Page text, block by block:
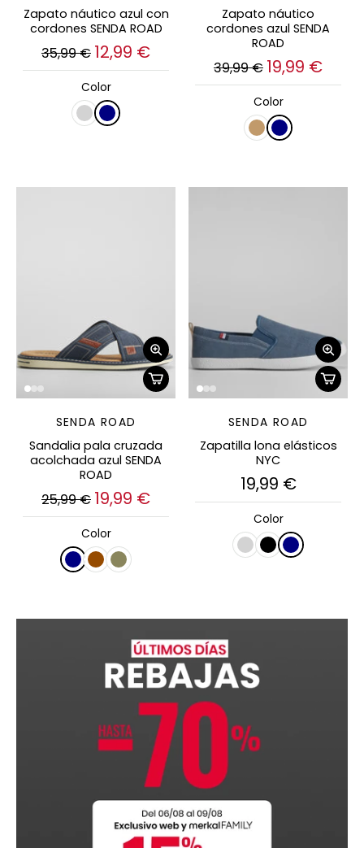
Zapato náutico azul con
cordones SENDA ROAD
35,99 € 12,99 €
Color
Zapato náutico
cordones azul SENDA
ROAD
39,99 € 19,99 €
Color
SENDA ROAD
Sandalia pala cruzada
acolchada azul SENDA
ROAD
25,99 € 19,99 €
Color
SENDA ROAD
Zapatilla lona elásticos
NYC
19,99 €
Color